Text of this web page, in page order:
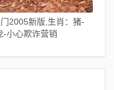
2005新版,生肖：猪-
-小心欺诈营销